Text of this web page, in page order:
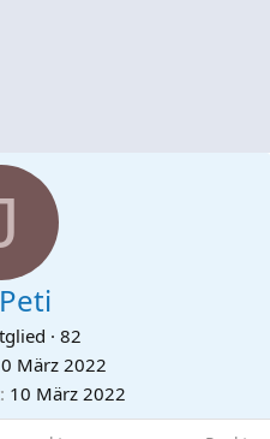
· 82
März 2022
10 März 2022